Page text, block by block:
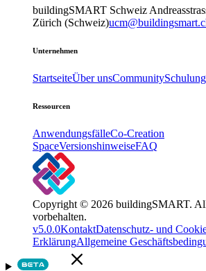
buildingSMART Schweiz
Zürich (Schweiz)
Unternehmen
StartseiteÜber unsCommunitySchulung
Ressourcen
AnwendungsfälleCo-Creation
SpaceVersionshinweiseFAQ
Copyright © 2026 buildingSMART.
vorbehalten.
v5.0.0KontaktDatenschutz- und
ErklärungAllgemeine